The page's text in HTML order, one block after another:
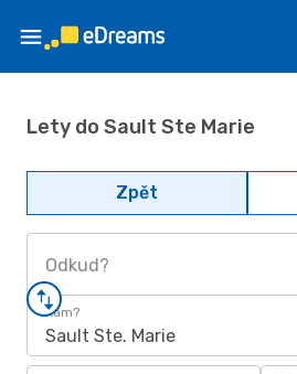
Lety do Sault Ste Marie
Zpět
Odkud?
Kam?
Sault Ste. Marie